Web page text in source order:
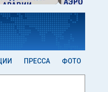
ПРЕССА ФОТО